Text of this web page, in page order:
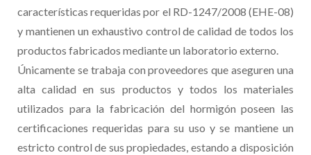
características requeridas por el RD-1247/2008 (EHE-08)
y mantienen un exhaustivo control de calidad de todos los
productos fabricados mediante un laboratorio externo.
Únicamente se trabaja con proveedores que aseguren una
alta calidad en sus productos y todos los materiales
utilizados para la fabricación del hormigón poseen las
certificaciones requeridas para su uso y se mantiene un
estricto control de sus propiedades, estando a disposición